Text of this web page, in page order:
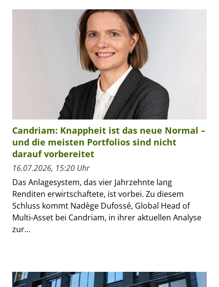
Candriam: Knappheit ist das neue Normal –
und die meisten Portfolios sind nicht
darauf vorbereitet
16.07.2026, 15:20 Uhr
Das Anlagesystem, das vier Jahrzehnte lang
Renditen erwirtschaftete, ist vorbei. Zu diesem
Schluss kommt Nadège Dufossé, Global Head of
Multi-Asset bei Candriam, in ihrer aktuellen Analyse
zur...